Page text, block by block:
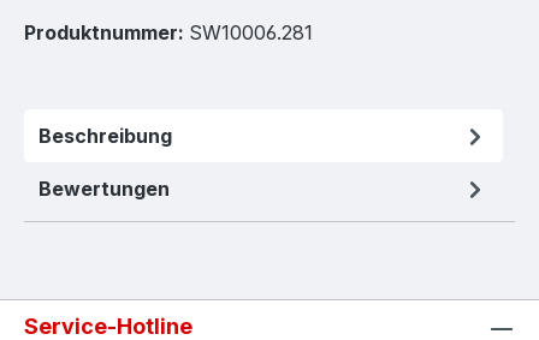
Produktnummer: SW10006.281
Beschreibung
Bewertungen
Service-Hotline